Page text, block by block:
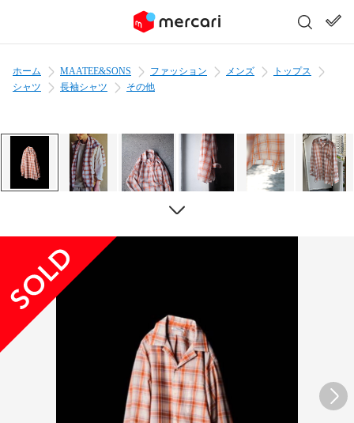
ホーム MAATEE&SONS ファッション メンズ
トップス
シャツ
長袖シャツ その他